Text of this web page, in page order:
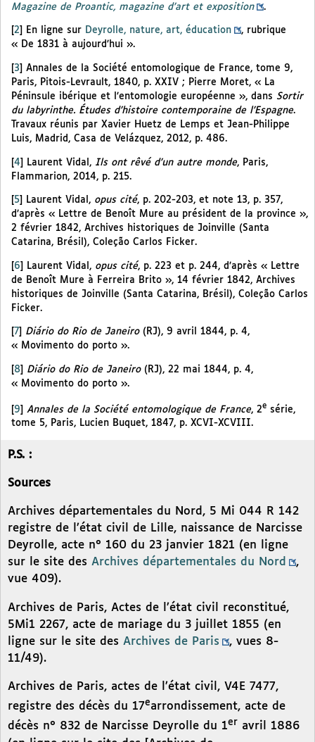
Magazine de Proantic, magazine d’art et exposition
.
2 En ligne sur Deyrolle, nature, art, éducation
, rubrique
« De 1831 à aujourd’hui ».
3
Annales de la Société entomologique de France, tome 9,
Paris, Pitois-Levrault, 1840, p. XXIV ; Pierre Moret, « La
Péninsule ibérique et l’entomologie européenne », dans Sortir
du labyrinthe. Études d’histoire contemporaine de l’Espagne.
Travaux réunis par Xavier Huetz de Lemps et Jean-Philippe
Luis, Madrid, Casa de Velázquez, 2012, p. 486.
[4] Laurent Vidal, Ils ont rêvé d’un autre monde, Paris,
Flammarion, 2014, p. 215.
5 Laurent Vidal, opus cité, p. 202-203, et note 13, p. 357,
d’après « Lettre de Benoît Mure au président de la province »,
2 février 1842, Archives historiques de Joinville (Santa
Catarina, Brésil), Coleção Carlos Ficker.
[6] Laurent Vidal, opus cité, p. 223 et p. 244, d’après « Lettre
de Benoît Mure à Ferreira Brito », 14 février 1842, Archives
historiques de Joinville (Santa Catarina, Brésil), Coleção Carlos
Ficker.
7 Diário do Rio de Janeiro(RJ), 9 avril 1844, p. 4,
« Movimento do porto ».
8 Diário do Rio de Janeiro(RJ), 22 mai 1844, p. 4,
« Movimento do porto ».
[9] Annales de la Société entomologique de France, 2e série,
tome 5, Paris, Lucien Buquet, 1847, p. XCVI-XCVIII.
P.S. :
Sources
Archives départementales du Nord, 5 Mi 044 R 142
registre de l’état civil de Lille, naissance de Narcisse
Deyrolle, acte n° 160 du 23 janvier 1821 (en ligne
sur le site des Archives départementales du Nord
,
vue 409).
Archives de Paris, Actes de l’état civil reconstitué,
5Mi1 2267, acte de mariage du 3 juillet 1855 (en
ligne sur le site des Archives de Paris
, vues 8-
11/49).
Archives de Paris, actes de l’état civil, V4E 7477,
registre des décès du 17earrondissement, acte de
décès n° 832 de Narcisse Deyrolle du 1er avril 1886